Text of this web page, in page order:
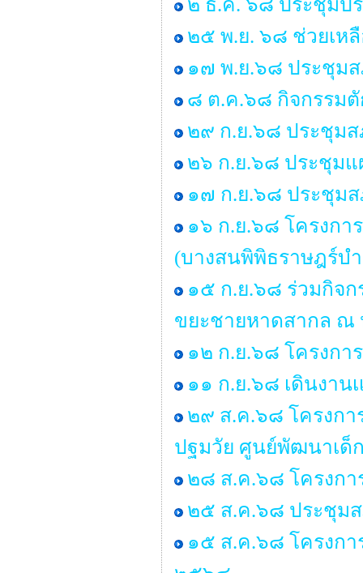
๒ ธ.ค. ๖๘ ประชุมป
๒๕ พ.ย. ๖๘ ช่วยเห
๑๗ พ.ย.๖๘ ประชุม
๘ ต.ค.๖๘ กิจกรรม
๒๙ ก.ย.๖๘ ประชุม
๒๖ ก.ย.๖๘ ประชุม
๑๗ ก.ย.๖๘ ประชุม
๑๖ ก.ย.๖๘ โครงกา
(บางสนพิพิธราษฎร์บำ
๑๕ ก.ย.๖๘ ร่วมกิจก
ขยะชายหาดสากล ณ
๑๒ ก.ย.๖๘ โครงกา
๑๑ ก.ย.๖๘ เดินงาน
๒๙ ส.ค.๖๘ โครงการ
ปฐมวัย ศูนย์พัฒนาเด็
๒๘ ส.ค.๖๘ โครงก
๒๕ ส.ค.๖๘ ประชุม
๑๕ ส.ค.๖๘ โครงก